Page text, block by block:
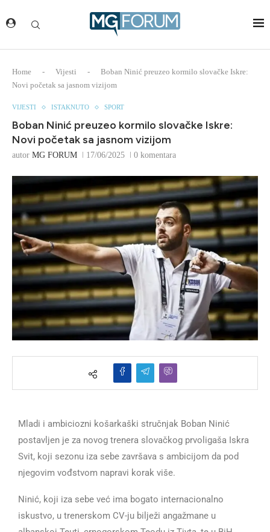
Home - Vijesti -
Boban Ninić preuzeo kormilo slovačke Iskre:
Novi početak sa jasnom vizijom
VIJESTI ISTAKNUTO SPORT
Boban Ninić preuzeo kormilo slovačke Iskre:
Novi početak sa jasnom vizijom
autor MG FORUM 17/06/2025 0 komentara
Mladi i ambiciozni košarkaški stručnjak Boban Ninić
postavljen je za novog trenera slovačkog prvoligaša Iskra
Svit, koji sezonu iza sebe završava s ambicijom da pod
njegovim vođstvom napravi korak više.
Ninić, koji iza sebe već ima bogato internacionalno
iskustvo, u trenerskom CV-ju bilježi angažmane u